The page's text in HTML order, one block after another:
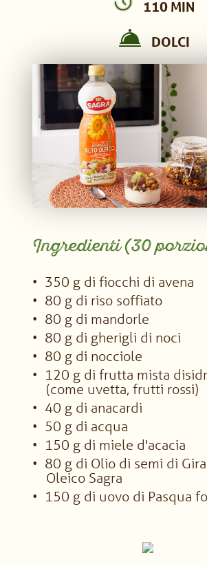
110 MIN
DOLCI
Ingredienti (30
350 g di fiocchi di avena
80 g di riso soffiato
80 g di mandorle
80 g di gherigli di noci
80 g di nocciole
120 g di frutta mista
(come uvetta, frutti rossi)
40 g di anacardi
50 g di acqua
150 g di miele d'acacia
80 g di Olio di semi di
Oleico Sagra
150 g di uovo di Pasqua